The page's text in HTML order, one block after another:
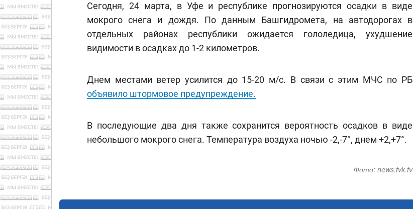
Сегодня, 24 марта, в Уфе и республике прогнозируются осадки в виде
мокрого снега и дождя. По данным Башгидромета, на автодорогах в
отдельных районах республики ожидается гололедица, ухудшение
видимости в осадках до 1-2 километров.
Днем местами ветер усилится до 15-20 м/с. В связи с этим МЧС по РБ
объявило штормовое предупреждение.
В последующие два дня также сохранится вероятность осадков в виде
небольшого мокрого снега. Температура воздуха ночью -2,-7°, днем +2,+7°.
Фото: news.tvk.tv